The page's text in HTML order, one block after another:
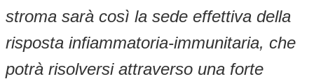
stroma sarà così la sede effettiva della
risposta infiammatoria-immunitaria, che
potrà risolversi attraverso una forte